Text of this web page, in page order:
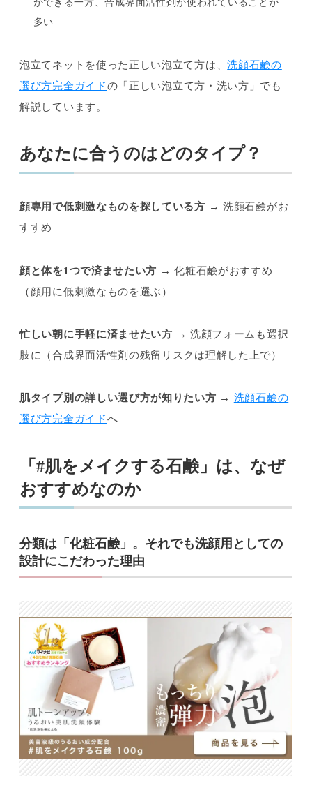
ができる一方、合成界面活性剤が使われていることが
多い
泡立てネットを使った正しい泡立て方は、洗顔石鹸の
選び方完全ガイドの「正しい泡立て方・洗い方」でも
解説しています。
あなたに合うのはどのタイプ？
顔専用で低刺激なものを探している方 → 洗顔石鹸がお
すすめ
顔と体を1つで済ませたい方 → 化粧石鹸がおすすめ
（顔用に低刺激なものを選ぶ）
忙しい朝に手軽に済ませたい方 → 洗顔フォームも選択
肢に（合成界面活性剤の残留リスクは理解した上で）
肌タイプ別の詳しい選び方が知りたい方 → 洗顔石鹸の
選び方完全ガイドへ
「#肌をメイクする石鹸」は、なぜ
おすすめなのか
分類は「化粧石鹸」。それでも洗顔用としての
設計にこだわった理由